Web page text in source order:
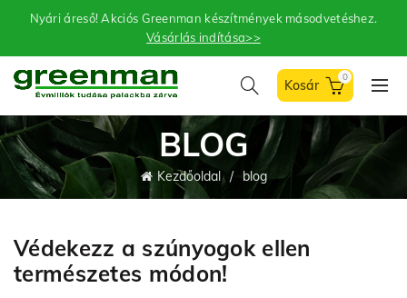
Nyári áreső! Akciós Greenman készítmények másodvetéshez.
Vásárlás indítása>>
0
BLOG
Kezdőoldal blog
Védekezz a szúnyogok ellen
természetes módon!